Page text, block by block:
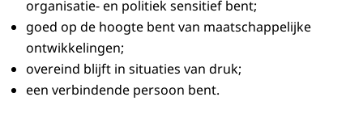
organisatie- en politiek sensitief bent;
goed op de hoogte bent van maatschappelijke
ontwikkelingen;
overeind blijft in situaties van druk;
een verbindende persoon bent.